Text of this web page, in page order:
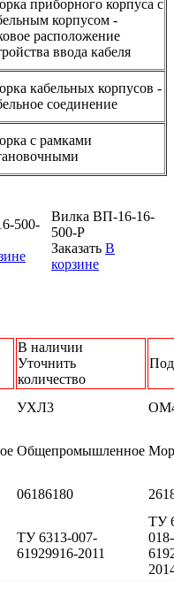
приборного корпуса с
корпусом -
расположение
ввода кабеля
кабельных корпусов -
соединение
с рамками
500-
Вилка ВП-16-16-
500-Р
Заказать В
корзине
В наличии
Уточнить
количество
Под
УХЛ3
Общепромышленное
06186180
ТУ 6313-007-
61929916-2011
ТУ
018-